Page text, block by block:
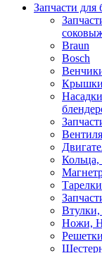
Запчасти для
Braun
Bosch
Крышки
Тарелки
Ножи,
Решетки